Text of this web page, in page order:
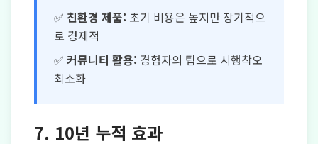
✅ 친환경 제품: 초기 비용은 높지만 장기적으
로 경제적
✅ 커뮤니티 활용: 경험자의 팁으로 시행착오
최소화
7. 10년 누적 효과